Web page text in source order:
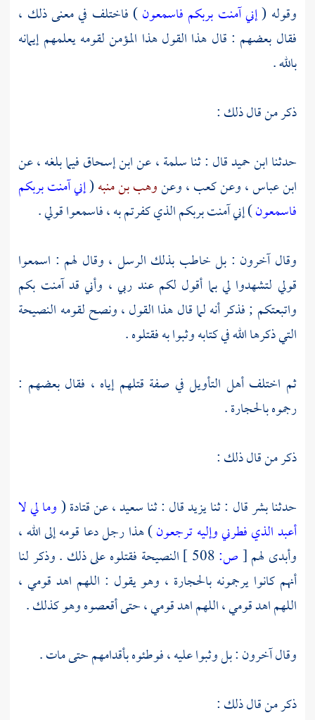
وقوله (إني آمنت بربكم فاسمعون) فاختلف في معنى ذلك ،
فقال بعضهم : قال هذا القول هذا المؤمن لقومه يعلمهم إيمانه
بالله .
ذكر من قال ذلك :
حدثناابن حميدقال : ثناسلمة ،عنابن إسحاقفيما بلغه ، عن
ابن عباس ،وعنكعب ،وعنوهب بن منبه(إني آمنت بربكم
فاسمعون) إني آمنت بربكم الذي كفرتم به ، فاسمعوا قولي .
وقال آخرون : بل خاطب بذلك الرسل ، وقال لهم : اسمعوا
قولي لتشهدوا لي بما أقول لكم عند ربي ، وأني قد آمنت بكم
واتبعتكم ; فذكر أنه لما قال هذا القول ، ونصح لقومه النصيحة
التي ذكرها الله في كتابه وثبوا به فقتلوه .
ثم اختلف أهل التأويل في صفة قتلهم إياه ، فقال بعضهم :
رجموه بالحجارة .
ذكر من قال ذلك :
حدثنابشرقال : ثنايزيدقال : ثناسعيد ،عنقتادة(وما لي لا
أعبد الذي فطرني وإليه ترجعون) هذا رجل دعا قومه إلى الله ،
وأبدى لهم[ص:
النصيحة فقتلوه على ذلك . وذكر لنا
أنهم كانوا يرجمونه بالحجارة ، وهو يقول : اللهم اهد قومي ،
اللهم اهد قومي ، اللهم اهد قومي ، حتى أقعصوه وهو كذلك .
وقال آخرون : بل وثبوا عليه ، فوطئوه بأقدامهم حتى مات .
ذكر من قال ذلك :